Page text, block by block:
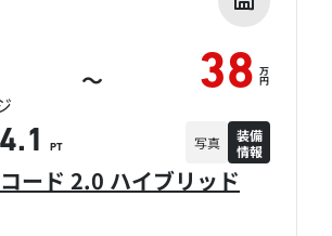
ード 2.0 ハイブリッド
～ 38 万
円
4.1 PT 写真
装備
情報